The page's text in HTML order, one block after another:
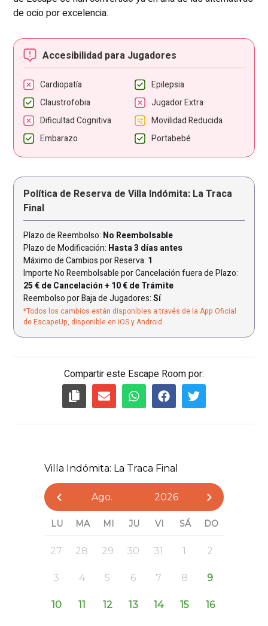
de ocio por excelencia.
Accesibilidad para Jugadores
Cardiopatía
Epilepsia
Claustrofobia
Jugador Extra
Dificultad Cognitiva
Movilidad Reducida
Embarazo
Portabebé
Política de Reserva de Villa Indómita: La Traca
Final
Plazo de Reembolso: No Reembolsable
Plazo de Modificación: Hasta 3 días antes
Máximo de Cambios por Reserva: 1
Importe No Reembolsable por Cancelación fuera de Plazo:
25 € de Cancelación + 10 € de Trámite
Reembolso por Baja de Jugadores: Sí
*Todos los cambios están disponibles a través de la App Oficial
de EscapeUp, disponible en iOS y Android.
Compartir este Escape Room por: